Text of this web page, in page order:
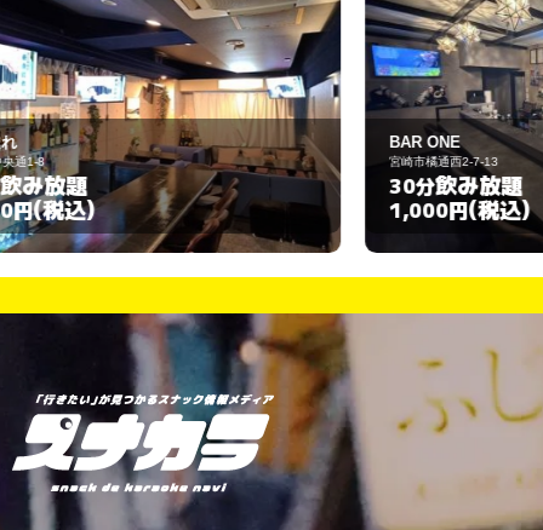
BAR ONE
宮崎市橘通西2-7-13
30分飲み放題
1,000円(税込)
宮